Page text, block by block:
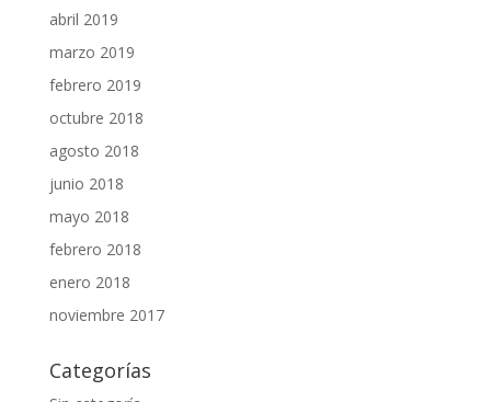
abril 2019
marzo 2019
febrero 2019
octubre 2018
agosto 2018
junio 2018
mayo 2018
febrero 2018
enero 2018
noviembre 2017
Categorías